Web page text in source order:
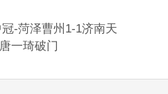
-菏泽曹州1-1济南天
一琦破门